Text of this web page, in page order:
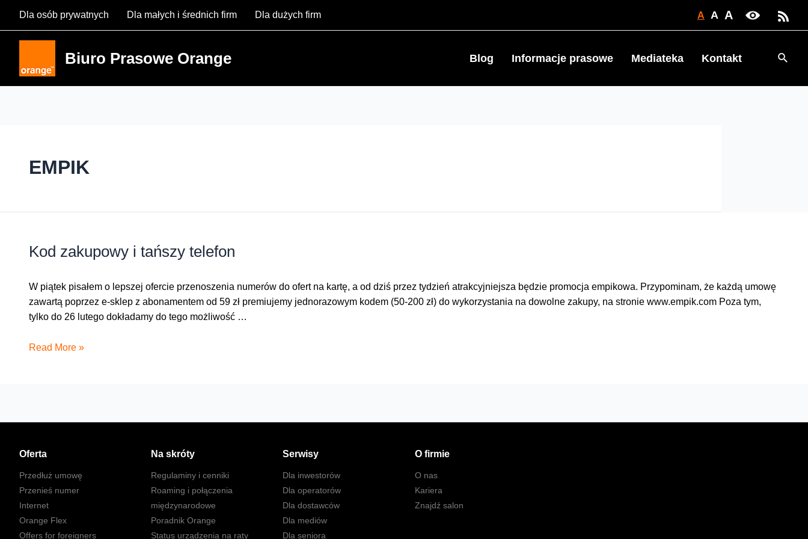
Dla osób prywatnych Dla małych i średnich firm Dla dużych firm A A A
Biuro Prasowe Orange Blog Informacje prasowe Mediateka Kontakt
EMPIK
Kod zakupowy i tańszy telefon
W piątek pisałem o lepszej ofercie przenoszenia numerów do ofert na kartę, a od dziś przez tydzień atrakcyjniejsza będzie promocja empikowa. Przypominam, że każdą umowę
zawartą poprzez e-sklep z abonamentem od 59 zł premiujemy jednorazowym kodem (50-200 zł) do wykorzystania na dowolne zakupy, na stronie www.empik.com Poza tym,
tylko do 26 lutego dokładamy do tego możliwość …
Kod
Read More »
Oferta
Przedłuż umowę
Przenieś numer
Internet
Orange Flex
Offers for foreigners
Na skróty
Regulaminy i cenniki
Roaming i połączenia
międzynarodowe
Poradnik Orange
Status urządzenia na raty
Serwisy
Dla inwestorów
Dla operatorów
Dla dostawców
Dla mediów
Dla seniora
O firmie
O nas
Kariera
Znajdź salon